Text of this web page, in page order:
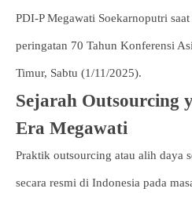
PDI-P Megawati Soekarnoputri
peringatan 70 Tahun Konferensi
Timur, Sabtu (1/11/2025).
Sejarah Outsourcing
Era Megawati
Praktik outsourcing atau alih daya
secara resmi di Indonesia pada